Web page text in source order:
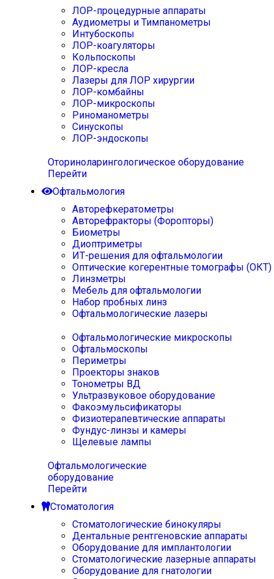
ЛОР-процедурные аппараты
Аудиометры и Тимпанометры
Интубоскопы
ЛОР-коагуляторы
Кольпоскопы
ЛОР-кресла
Лазеры для ЛОР хирургии
ЛОР-комбайны
ЛОР-микроскопы
Риноманометры
Синускопы
ЛОР-эндоскопы
Оториноларингологическое оборудование
Перейти
Офтальмология
Авторефкератометры
Авторефракторы (Форопторы)
Биометры
Диоптриметры
ИТ-решения для офтальмологии
Оптические когерентные томографы (ОКТ)
Линзметры
Мебель для офтальмологии
Набор пробных линз
Офтальмологические лазеры
Офтальмологические микроскопы
Офтальмоскопы
Периметры
Проекторы знаков
Тонометры ВД
Ультразвуковое оборудование
Факоэмульсификаторы
Физиотерапевтические аппараты
Фундус-линзы и камеры
Щелевые лампы
Офтальмологические
оборудование
Перейти
Стоматология
Стоматологические бинокуляры
Дентальные рентгеновские аппараты
Оборудование для имплантологии
Стоматологические лазерные аппараты
Оборудование для гнатологии